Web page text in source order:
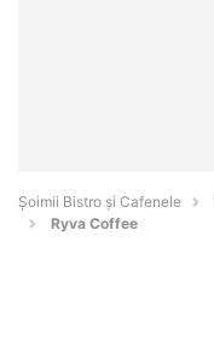
Șoimii Bistro și Cafenele
Ryva Coffee